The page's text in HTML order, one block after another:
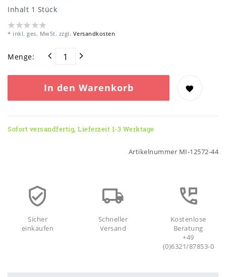
Inhalt 1 Stück
* inkl. ges. MwSt. zzgl. Versandkosten
Menge:
In den Warenkorb
Sofort versandfertig, Lieferzeit 1-3 Werktage
Artikelnummer MI-12572-44
Sicher
einkaufen
Schneller
Versand
Kostenlose
Beratung
+49
(0)6321/87853-0